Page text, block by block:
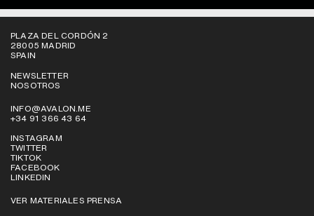
PLAZA DEL CORDÓN 2
28005 MADRID
SPAIN
NEWSLETTER
NOSOTROS
INFO@AVALON.ME
+34 91 366 43 64
INSTAGRAM
TWITTER
TIKTOK
FACEBOOK
LINKEDIN
VER MATERIALES PRENSA